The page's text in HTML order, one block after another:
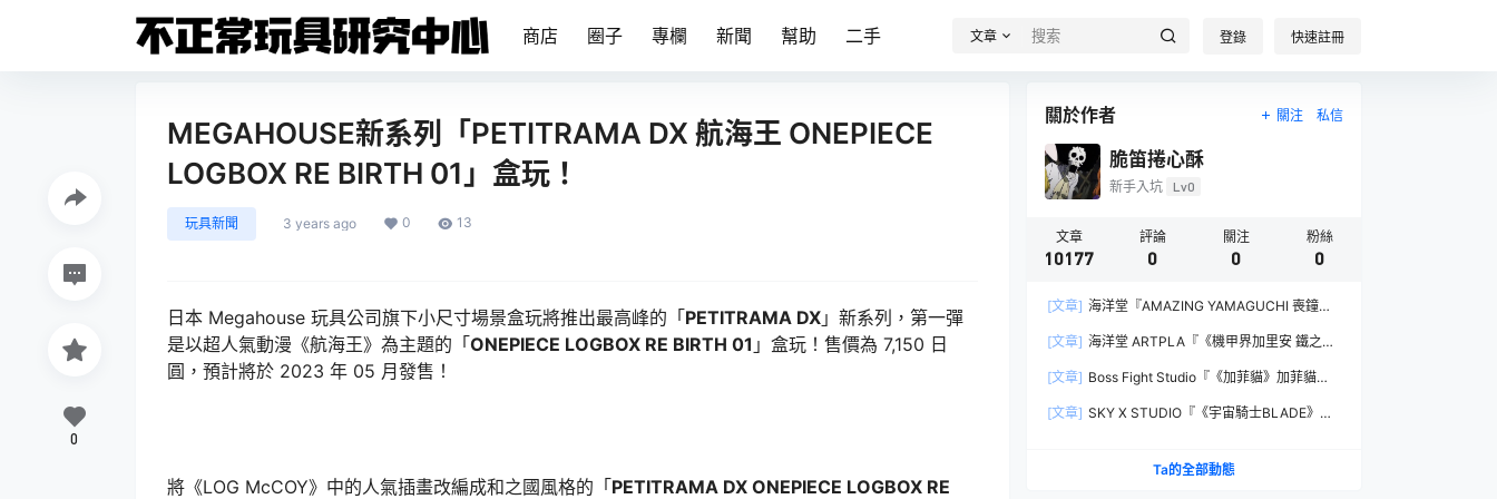
商店 圈子 專欄 新聞 幫助 二手 文章 登錄 快速註冊
MEGAHOUSE新系列「PETITRAMA DX 航海王 ONEPIECE
LOGBOX RE BIRTH 01」盒玩！
玩具新聞 3 years ago 0 13
日本 Megahouse 玩具公司旗下小尺寸場景盒玩將推出最高峰的「PETITRAMA DX 」新系列，第一彈
是以超人氣動漫《航海王》為主題的「ONEPIECE LOGBOX RE BIRTH 01 」盒玩！售價為 7,150 日
圓，預計將於 2023 年 05 月發售！
將《LOG McCOY》中的人氣插畫改編成和之國風格的「PETITRAMA DX ONEPIECE LOGBOX RE
0
關於作者 關注 私信
脆笛捲心酥
新手入坑 Lv0
文章
10177
評論
0
關注
0
粉絲
0
[文章] 海洋堂『AMAZING YAMAGUCHI 喪鐘
之刃與大魄力火焰特效！
[文章] 海洋堂 ARTPLA『《機甲界加里安 鐵之紋
規再現！
[文章] Boss Fight Studio『《加菲貓》加菲貓
受到的龐大份量！
[文章] SKY X STUDIO『《宇宙騎士BLADE》
Ta的全部動態